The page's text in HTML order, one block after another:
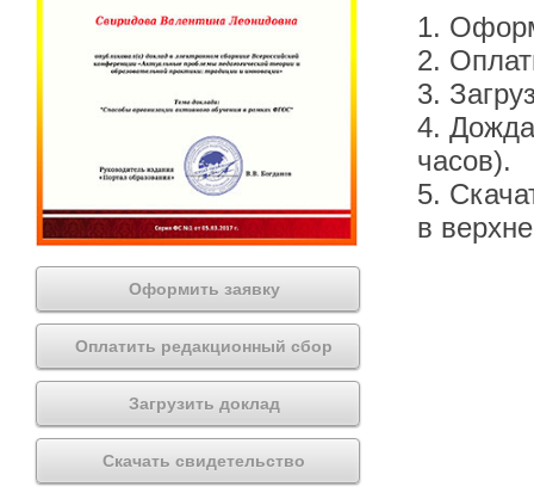
Оформить заявку
Оплатить редакционный сбор
Загрузить доклад
Скачать свидетельство
1.
2.
3.
4.
часов).
5.
в